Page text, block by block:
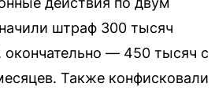
штраф 300 тысяч
— 450 тысяч с
Также конфисковали